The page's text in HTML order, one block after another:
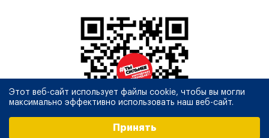
Этот веб-сайт использует файлы cookie, чтобы вы могли
максимально эффективно использовать наш веб-сайт.
Принять